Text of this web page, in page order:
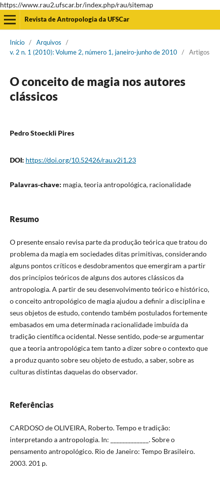
https://www.rau2.ufscar.br/index.php/rau/sitemap
Revista de Antropologia da UFSCar
Início / Arquivos
/
v. 2 n. 1 (2010): Volume 2, número 1, janeiro-junho de 2010 / Artigos
O conceito de magia nos autores
clássicos
Pedro Stoeckli Pires
DOI: https://doi.org/10.52426/rau.v2i1.23
Palavras-chave: magia, teoria antropológica, racionalidade
Resumo
O presente ensaio revisa parte da produção teórica que tratou do
problema da magia em sociedades ditas primitivas, considerando
alguns pontos críticos e desdobramentos que emergiram a partir
dos princípios teóricos de alguns dos autores clássicos da
antropologia. A partir de seu desenvolvimento teórico e histórico,
o conceito antropológico de magia ajudou a definir a disciplina e
seus objetos de estudo, contendo também postulados fortemente
embasados em uma determinada racionalidade imbuída da
tradição científica ocidental. Nesse sentido, pode-se argumentar
que a teoria antropológica tem tanto a dizer sobre o contexto que
a produz quanto sobre seu objeto de estudo, a saber, sobre as
culturas distintas daquelas do observador.
Referências
CARDOSO de OLIVEIRA, Roberto. Tempo e tradição:
interpretando a antropologia. In: _____________. Sobre o
pensamento antropológico. Rio de Janeiro: Tempo Brasileiro.
2003. 201 p.